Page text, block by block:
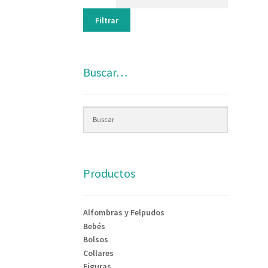
Filtrar
Buscar…
Productos
Alfombras y Felpudos
Bebés
Bolsos
Collares